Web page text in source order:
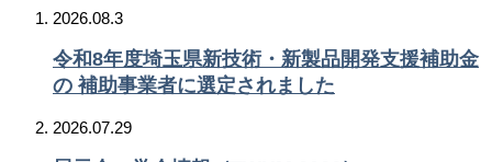
2026.08.3
令和8年度埼玉県新技術・新製品開発支援補助金
の 補助事業者に選定されました
2026.07.29